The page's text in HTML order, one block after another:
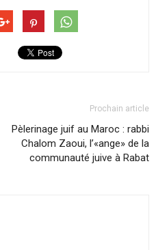
Prochain article
Pèlerinage juif au Maroc : rabbi
Chalom Zaoui, l’«ange» de la
communauté juive à Rabat